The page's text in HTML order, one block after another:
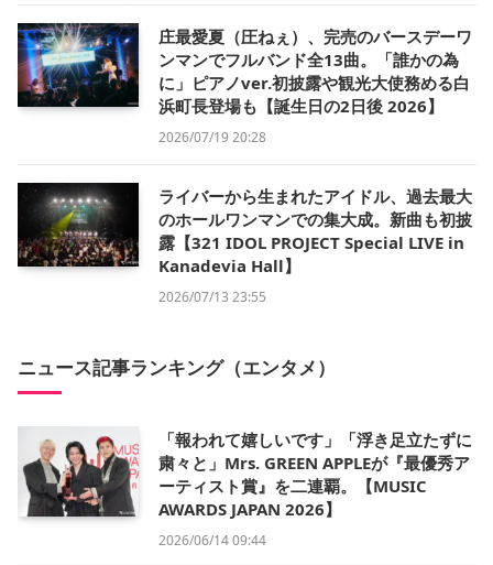
庄最愛夏（圧ねぇ）、完売のバースデーワ
ンマンでフルバンド全13曲。「誰かの為
に」ピアノver.初披露や観光大使務める白
浜町長登場も【誕生日の2日後 2026】
2026/07/19 20:28
ライバーから生まれたアイドル、過去最大
のホールワンマンでの集大成。新曲も初披
露【321 IDOL PROJECT Special LIVE in
Kanadevia Hall】
2026/07/13 23:55
ニュース記事ランキング（エンタメ）
「報われて嬉しいです」「浮き足立たずに
粛々と」Mrs. GREEN APPLEが『最優秀ア
ーティスト賞』を二連覇。【MUSIC
AWARDS JAPAN 2026】
2026/06/14 09:44